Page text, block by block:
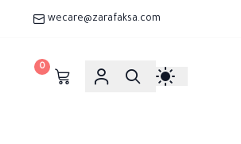
wecare@zarafaksa.com
0